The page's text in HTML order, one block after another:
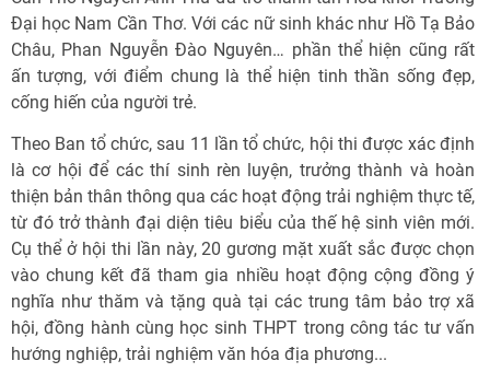
Đại học Nam Cần Thơ. Với các nữ sinh khác như Hồ Tạ Bảo
Châu, Phan Nguyễn Đào Nguyên… phần thể hiện cũng rất
ấn tượng, với điểm chung là thể hiện tinh thần sống đẹp,
cống hiến của người trẻ.
Theo Ban tổ chức, sau 11 lần tổ chức, hội thi được xác định
là cơ hội để các thí sinh rèn luyện, trưởng thành và hoàn
thiện bản thân thông qua các hoạt động trải nghiệm thực tế,
từ đó trở thành đại diện tiêu biểu của thế hệ sinh viên mới.
Cụ thể ở hội thi lần này, 20 gương mặt xuất sắc được chọn
vào chung kết đã tham gia nhiều hoạt động cộng đồng ý
nghĩa như thăm và tặng quà tại các trung tâm bảo trợ xã
hội, đồng hành cùng học sinh THPT trong công tác tư vấn
hướng nghiệp, trải nghiệm văn hóa địa phương...